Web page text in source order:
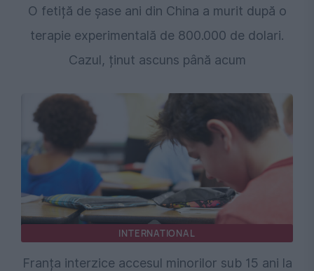
O fetiță de șase ani din China a murit după o
terapie experimentală de 800.000 de dolari.
Cazul, ținut ascuns până acum
INTERNATIONAL
Franța interzice accesul minorilor sub 15 ani la